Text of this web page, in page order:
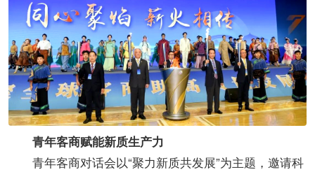
青年客商赋能新质生产力​
青年客商对话会以“聚力新质共发展”为主题，邀请科